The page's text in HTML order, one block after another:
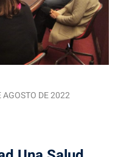
AGOSTO DE 2022